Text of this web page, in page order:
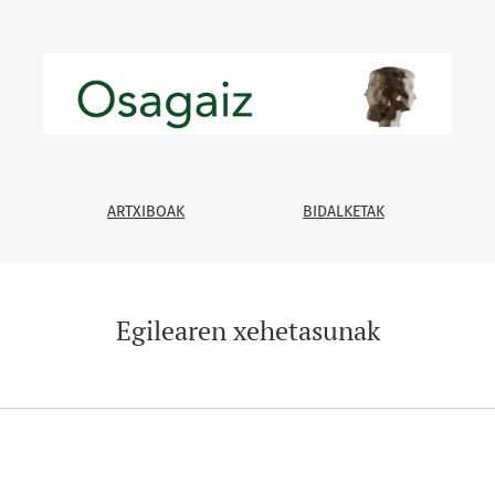
ARTXIBOAK BIDALKETAK
Egilearen xehetasunak